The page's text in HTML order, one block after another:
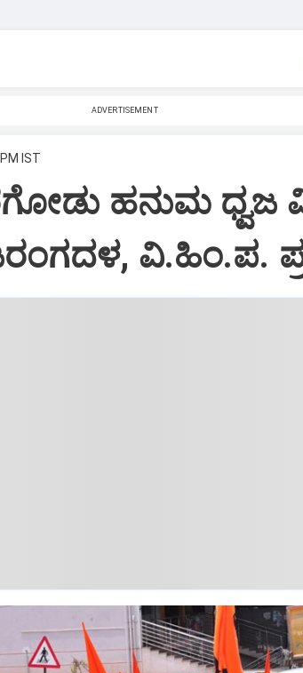
ADVERTISEMENT
IST
ಹನುಮ ಧ್ವಜ
ವಿ.ಹಿಂ.ಪ.